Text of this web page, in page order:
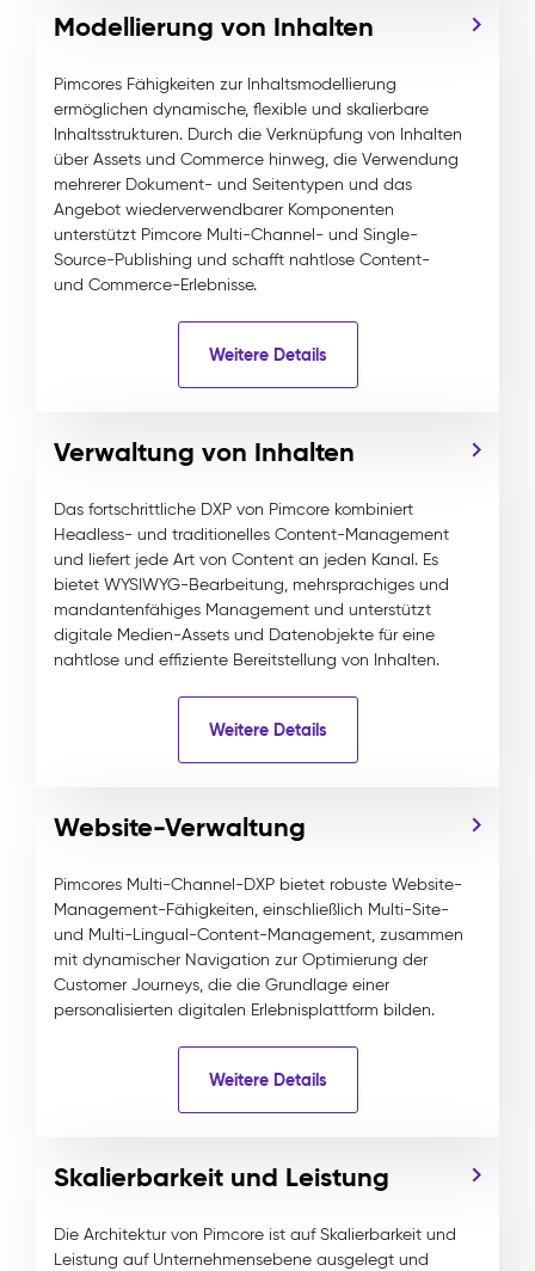
Modellierung von Inhalten
Pimcores Fähigkeiten zur Inhaltsmodellierung
ermöglichen dynamische, flexible und skalierbare
Inhaltsstrukturen. Durch die Verknüpfung von Inhalten
über Assets und Commerce hinweg, die Verwendung
mehrerer Dokument- und Seitentypen und das
Angebot wiederverwendbarer Komponenten
unterstützt Pimcore Multi-Channel- und Single-
Source-Publishing und schafft nahtlose Content-
und Commerce-Erlebnisse.
Weitere Details
Verwaltung von Inhalten
Das fortschrittliche DXP von Pimcore kombiniert
Headless- und traditionelles Content-Management
und liefert jede Art von Content an jeden Kanal. Es
bietet WYSIWYG-Bearbeitung, mehrsprachiges und
mandantenfähiges Management und unterstützt
digitale Medien-Assets und Datenobjekte für eine
nahtlose und effiziente Bereitstellung von Inhalten.
Weitere Details
Website-Verwaltung
Pimcores Multi-Channel-DXP bietet robuste Website-
Management-Fähigkeiten, einschließlich Multi-Site-
und Multi-Lingual-Content-Management, zusammen
mit dynamischer Navigation zur Optimierung der
Customer Journeys, die die Grundlage einer
personalisierten digitalen Erlebnisplattform bilden.
Weitere Details
Skalierbarkeit und Leistung
Die Architektur von Pimcore ist auf Skalierbarkeit und
Leistung auf Unternehmensebene ausgelegt und